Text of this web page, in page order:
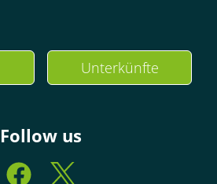
Unterkünfte
Follow us